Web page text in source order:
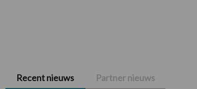
Primaire
Recent nieuws Partner nieuws